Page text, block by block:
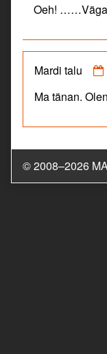
Tiina
on
Oeh! ……Väga
Mardi talu
Ma tänan.
© 2008–2026